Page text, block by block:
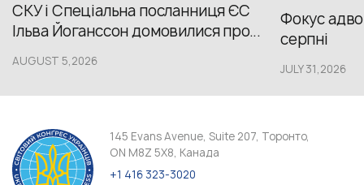
СКУ і Спеціальна посланниця ЄС
Ільва Йоганссон домовилися про...
AUGUST 5,2026
Фокус
серпні
JULY 31,2026
145 Evans Avenue, Suite 207, Торонто,
ON M8Z 5X8, Канада
+1 416 323-3020